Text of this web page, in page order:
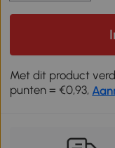
Met dit product
punten = €0,93,